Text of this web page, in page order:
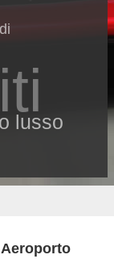
lusso